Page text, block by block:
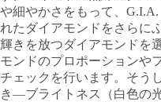
や細やかさをもって、
れたダイアモンドをさらに
輝きを放つダイアモンドを
モンドのプロポーションや
チェックを行います。そう
き―ブライトネス（白色の